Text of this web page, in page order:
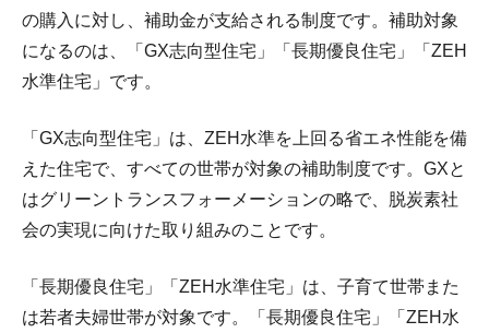
の購入に対し、補助金が支給される制度です。補助対象
になるのは、「GX志向型住宅」「長期優良住宅」「ZEH
水準住宅」です。
「GX志向型住宅」は、ZEH水準を上回る省エネ性能を備
えた住宅で、すべての世帯が対象の補助制度です。GXと
はグリーントランスフォーメーションの略で、脱炭素社
会の実現に向けた取り組みのことです。
「長期優良住宅」「ZEH水準住宅」は、子育て世帯また
は若者夫婦世帯が対象です。「長期優良住宅」「ZEH水